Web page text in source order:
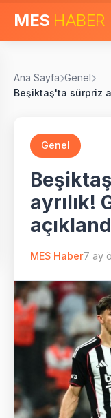
MES HABER
Ana Sayfa Genel
Beşiktaş'ta sürpriz
Genel
ayrılık!
MES Haber7 ay